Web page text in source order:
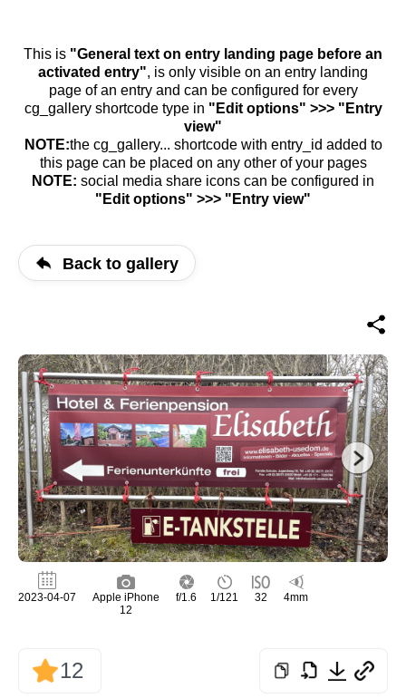
This is "General text on entry landing page before an
activated entry", is only visible on an entry landing
page of an entry and can be configured for every
cg_gallery shortcode type in "Edit options" >>> "Entry
view"
NOTE:the cg_gallery... shortcode with entry_id added to
this page can be placed on any other of your pages
NOTE: social media share icons can be configured in
"Edit options" >>> "Entry view"
Back to gallery
2023-04-07
Apple iPhone
12
f/1.6 1/121 32 4mm
12